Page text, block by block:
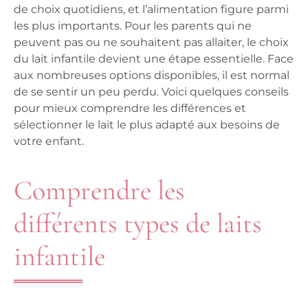
de choix quotidiens, et l’alimentation figure parmi
les plus importants. Pour les parents qui ne
peuvent pas ou ne souhaitent pas allaiter, le choix
du lait infantile devient une étape essentielle. Face
aux nombreuses options disponibles, il est normal
de se sentir un peu perdu. Voici quelques conseils
pour mieux comprendre les différences et
sélectionner le lait le plus adapté aux besoins de
votre enfant.
Comprendre les
différents types de laits
infantile